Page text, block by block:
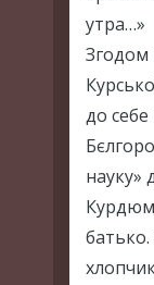
утра…»
Згодом
до
науку»